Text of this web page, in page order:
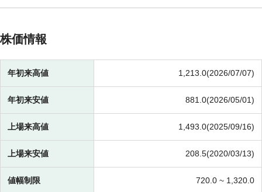
株価情報
年初来高値 1,213.0(2026/07/07)
年初来安値 881.0(2026/05/01)
上場来高値 1,493.0(2025/09/16)
上場来安値 208.5(2020/03/13)
値幅制限 720.0 ~ 1,320.0